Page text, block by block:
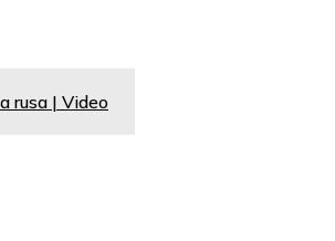
rusa | Video